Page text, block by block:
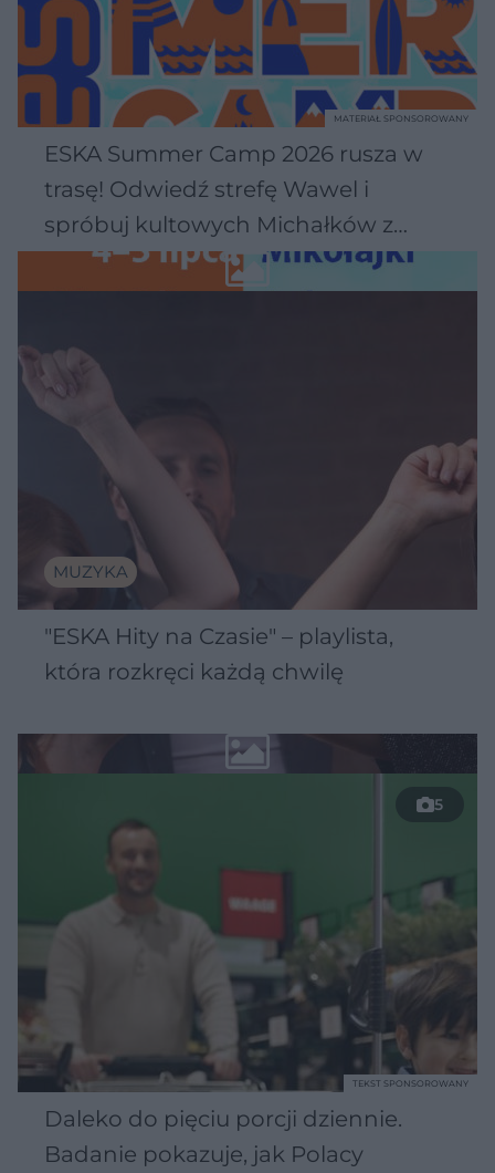
ESKA Summer Camp 2026 rusza w
trasę! Odwiedź strefę Wawel i
spróbuj kultowych Michałków z
Wawelu
MATERIAŁ SPONSOROWANY
MUZYKA
"ESKA Hity na Czasie" – playlista,
która rozkręci każdą chwilę
5
Daleko do pięciu porcji dziennie.
Badanie pokazuje, jak Polacy
TEKST SPONSOROWANY